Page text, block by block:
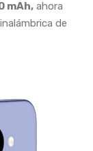
mAh, ahora
de